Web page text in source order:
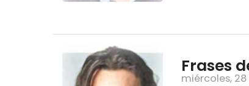
Frases
miércoles, 28